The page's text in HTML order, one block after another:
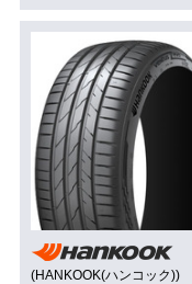
(HANKOOK(ハンコック))